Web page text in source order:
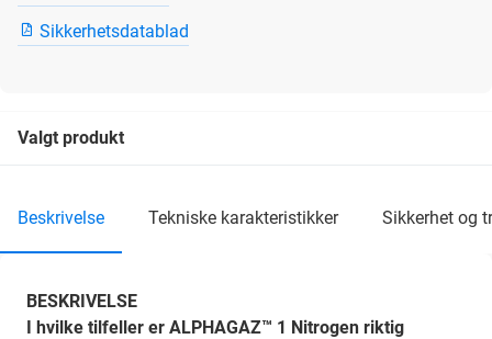
Sikkerhetsdatablad
Valgt produkt
beskrivelse tekniske karakteristikker sikkerhet og
BESKRIVELSE
I hvilke tilfeller er ALPHAGAZ™ 1 Nitrogen riktig